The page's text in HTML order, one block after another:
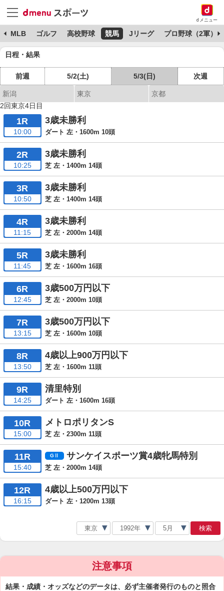
dメニュー
MLB ゴルフ 高校野球 競馬 Jリーグ プロ野球（2軍）
日程・結果
前週 5/2(土) 5/3(日) 次週
新潟 東京
京都
2回東京4日目
1R
10:00
3歳未勝利
ダート 左・1600m 10頭
2R
10:25
3歳未勝利
芝 左・1400m 14頭
3R
10:50
3歳未勝利
芝 左・1400m 14頭
4R
11:15
3歳未勝利
芝 左・2000m 14頭
5R
11:45
3歳未勝利
芝 左・1600m 16頭
6R
12:45
3歳500万円以下
芝 左・2000m 10頭
7R
13:15
3歳500万円以下
芝 左・1600m 10頭
8R
13:50
4歳以上900万円以下
芝 左・1600m 11頭
9R
14:25
清里特別
ダート 左・1600m 16頭
10R
15:00
メトロポリタンS
芝 左・2300m 11頭
11R
15:40
サンケイスポーツ賞4歳牝馬特別
芝 左・2000m 14頭
12R
16:15
4歳以上500万円以下
ダート 左・1200m 13頭
検索
注意事項
結果・成績・オッズなどのデータは、必ず主催者発行のものと照合